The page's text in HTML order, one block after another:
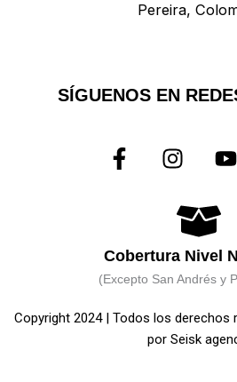
Pereira,
SÍGUENOS EN
F
a
o
o
-
I
n
t
a
g
r
m
Y
o
b
e
Cobertura Nivel
(Excepto San Andrés y
Copyright 2024 | Todos los derechos
por Seisk